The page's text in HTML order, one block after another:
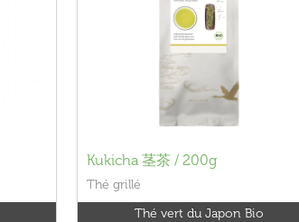
Kukicha 茎茶 / 200g
Thé grillé
Thé vert du Japon Bio